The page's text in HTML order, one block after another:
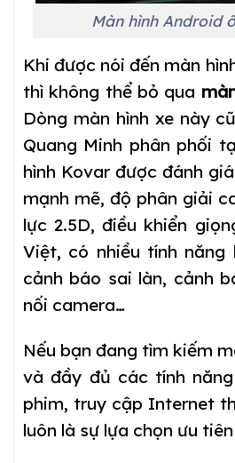
Màn hình Android
Khi được nói đến màn
thì không thể bỏ qua
Dòng màn hình xe này
Quang Minh phân phối
hình Kovar được đánh
mạnh mẽ, độ phân giải
lực 2.5D, điều khiển
Việt, có nhiều tính
cảnh báo sai làn, cảnh
nối camera…
Nếu bạn đang tìm kiếm
và đầy đủ các tính
phim, truy cập Internet
luôn là sự lựa chọn ưu